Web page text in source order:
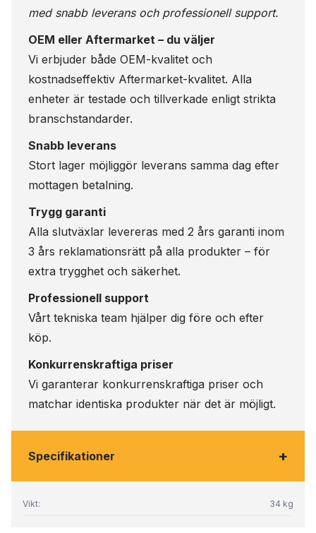
med snabb leverans och professionell support.
OEM eller Aftermarket – du väljer
Vi erbjuder både OEM-kvalitet och
kostnadseffektiv Aftermarket-kvalitet. Alla
enheter är testade och tillverkade enligt strikta
branschstandarder.
Snabb leverans
Stort lager möjliggör leverans samma dag efter
mottagen betalning.
Trygg garanti
Alla slutväxlar levereras med 2 års garanti inom
3 års reklamationsrätt på alla produkter – för
extra trygghet och säkerhet.
Professionell support
Vårt tekniska team hjälper dig före och efter
köp.
Konkurrenskraftiga priser
Vi garanterar konkurrenskraftiga priser och
matchar identiska produkter när det är möjligt.
Specifikationer +
Vikt: 34 kg